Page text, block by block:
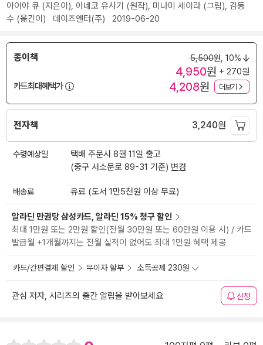
아이야 큐 (지은이), 아네코 유사기 (원작), 미나미 세이라 (그림), 김동
수 (옮긴이) 데이즈엔터(주) 2019-06-20
종이책 5,500원, 10%
4,950원 + 270원
카드최대혜택가
4,208원 더보기
전자책 3,240원
수령예상일
택배 주문시 8월 11일 출고
(중구 서소문로 89-31 기준) 변경
배송료 유료 (도서 1만5천원 이상 무료)
알라딘 만권당 삼성카드, 알라딘 15% 청구 할인
최대 1만원 또는 2만원 할인(전월 30만원 또는 60만원 이용 시) / 카드
발급월 +1개월까지는 전월 실적이 없어도 최대 1만원 혜택 제공
카드/간편결제 할인 무이자 할부 소득공제 230원
관심 저자, 시리즈의 출간 알림을 받아보세요 신청